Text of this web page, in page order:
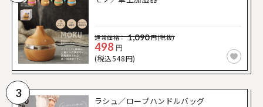
通常価格： 1,090円(税抜)
498 円
(税込548円)
3
ラシュ／ロープハンドルバッグ